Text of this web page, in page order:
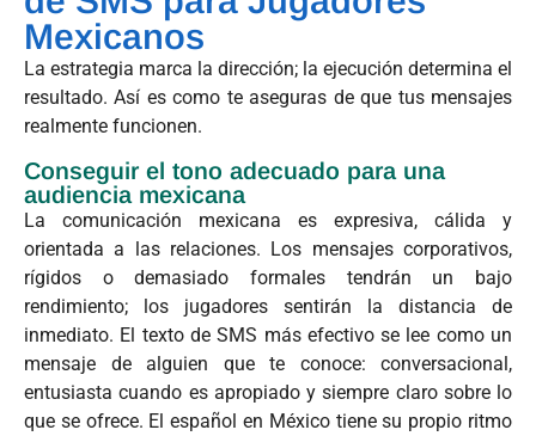
Mexicanos
La estrategia marca la dirección; la ejecución determina el
resultado. Así es como te aseguras de que tus mensajes
realmente funcionen.
Conseguir el tono adecuado para una
audiencia mexicana
La comunicación mexicana es expresiva, cálida y
orientada a las relaciones. Los mensajes corporativos,
rígidos o demasiado formales tendrán un bajo
rendimiento; los jugadores sentirán la distancia de
inmediato. El texto de SMS más efectivo se lee como un
mensaje de alguien que te conoce: conversacional,
entusiasta cuando es apropiado y siempre claro sobre lo
que se ofrece. El español en México tiene su propio ritmo